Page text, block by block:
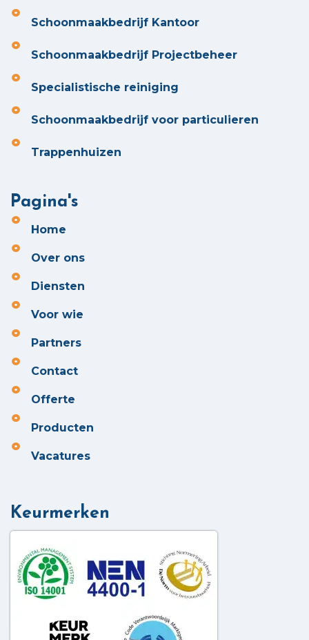
Schoonmaakbedrijf Kantoor
Schoonmaakbedrijf Projectbeheer
Specialistische reiniging
Schoonmaakbedrijf voor particulieren
Trappenhuizen
Pagina's
Home
Over ons
Diensten
Voor wie
Partners
Contact
Offerte
Producten
Vacatures
Keurmerken